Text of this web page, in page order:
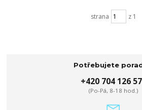
strana z 1
Potřebujete
+420 704 126
(Po-Pá, 8-18 hod.)